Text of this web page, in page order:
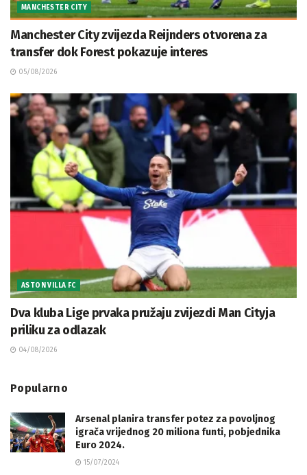
MANCHESTER CITY
Manchester City zvijezda Reijnders otvorena za
transfer dok Forest pokazuje interes
05/08/2026
ASTON VILLA FC
Dva kluba Lige prvaka pružaju zvijezdi Man Cityja
priliku za odlazak
04/08/2026
Popularno
Arsenal planira transfer potez za povoljnog
igrača vrijednog 20 miliona funti, pobjednika
Euro 2024.
15/07/2024